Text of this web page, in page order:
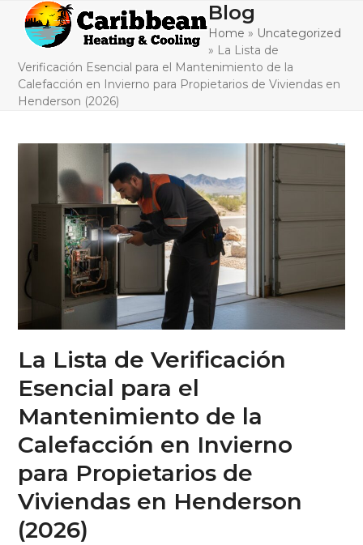
content
Open
mobile
menu
Close
mobile
menu
Blog
Home » Uncategorized
» La Lista de
Verificación Esencial para el Mantenimiento de la
Calefacción en Invierno para Propietarios de Viviendas en
Henderson (2026)
La Lista de Verificación
Esencial para el
Mantenimiento de la
Calefacción en Invierno
para Propietarios de
Viviendas en Henderson
(2026)